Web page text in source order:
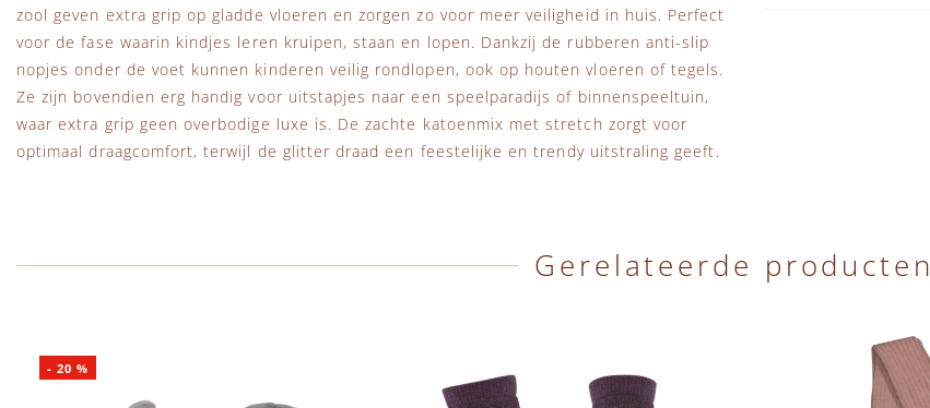
zool geven extra grip op gladde vloeren en zorgen zo voor meer veiligheid in huis. Perfect
voor de fase waarin kindjes leren kruipen, staan en lopen. Dankzij de rubberen anti-slip
nopjes onder de voet kunnen kinderen veilig rondlopen, ook op houten vloeren of tegels.
Ze zijn bovendien erg handig voor uitstapjes naar een speelparadijs of binnenspeeltuin,
waar extra grip geen overbodige luxe is. De zachte katoenmix met stretch zorgt voor
optimaal draagcomfort, terwijl de glitter draad een feestelijke en trendy uitstraling geeft.
Gerelateerde producten
-20 %